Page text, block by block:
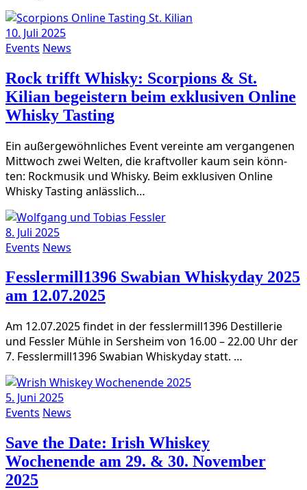
10. Juli 2025
Events News
Rock trifft Whisky: Scorpions & St.
Kilian begeistern beim exklusiven Online
Whisky Tasting
Ein außer­ge­wöhn­li­ches Event ver­ein­te am ver­gan­ge­nen
Mitt­woch zwei Wel­ten, die kraft­vol­ler kaum sein könn­
ten: Rock­mu­sik und Whis­ky. Beim exklu­si­ven Online
Whis­ky Tasting anlässlich…
8. Juli 2025
Events News
Fesslermill1396 Swabian Whiskyday 2025
am 12.07.2025
Am 12.07.2025 fin­det in der fesslermill1396 Destil­le­rie
und Fess­ler Müh­le in Sers­heim von 16.00 – 22.00 Uhr der
7. Fesslermill1396 Swa­bi­an Whis­ky­day statt. …
5. Juni 2025
Events News
Save the Date: Irish Whiskey
Wochenende am 29. & 30. November
2025